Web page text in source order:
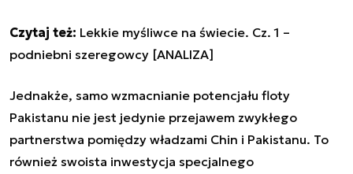
Czytaj też: Lekkie myśliwce na świecie. Cz. 1 –
podniebni szeregowcy [ANALIZA]
Jednakże, samo wzmacnianie potencjału floty
Pakistanu nie jest jedynie przejawem zwykłego
partnerstwa pomiędzy władzami Chin i Pakistanu. To
również swoista inwestycja specjalnego